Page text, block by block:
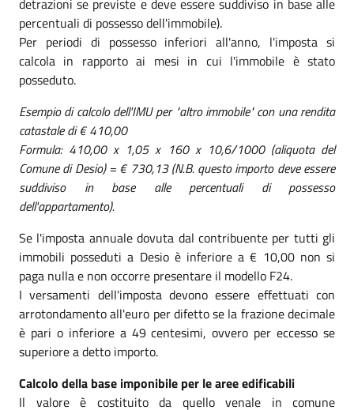
percentuali di possesso dell'immobile).
Per periodi di possesso inferiori all'anno, l'imposta si
calcola in rapporto ai mesi in cui l'immobile è stato
posseduto.
Esempio di calcolo dell'IMU per "altro immobile" con una rendita
catastale di € 410,00
Formula: 410,00 x 1,05 x 160 x 10,6/1000 (aliquota del
Comune di Desio) = € 730,13 (N.B. questo importo deve essere
suddiviso in base alle percentuali di possesso
dell'appartamento).
Se l'imposta annuale dovuta dal contribuente per tutti gli
immobili posseduti a Desio è inferiore a € 10,00 non si
paga nulla e non occorre presentare il modello F24.
I versamenti dell'imposta devono essere effettuati con
arrotondamento all'euro per difetto se la frazione decimale
è pari o inferiore a 49 centesimi, ovvero per eccesso se
superiore a detto importo.
Calcolo della base imponibile per le aree edificabili
Il valore è costituito da quello venale in comune